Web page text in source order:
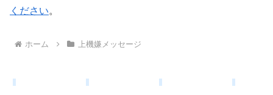
ください。
ホーム 上機嫌メッセージ